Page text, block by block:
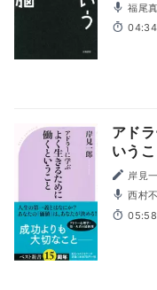
福尾真
アド
いうこ
岸見
西村